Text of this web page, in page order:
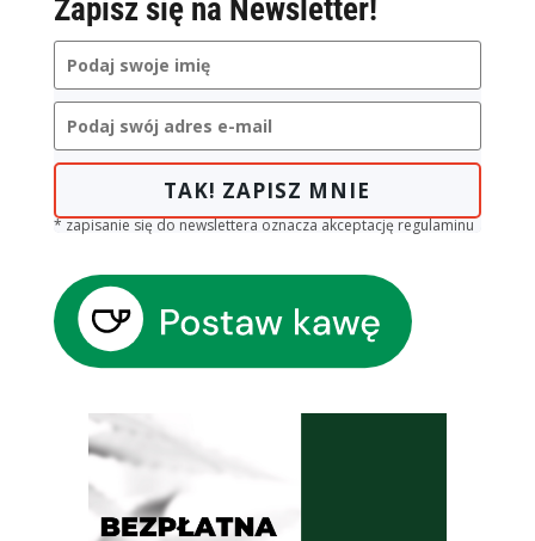
Zapisz się na Newsletter!
TAK! ZAPISZ MNIE
* zapisanie się do newslettera oznacza akceptację regulaminu